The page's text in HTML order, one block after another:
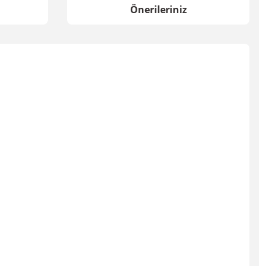
Önerileriniz